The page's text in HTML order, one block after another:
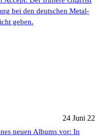
bei den deutschen Metal-
geben.
24 Juni 22
neuen Albums vor: In